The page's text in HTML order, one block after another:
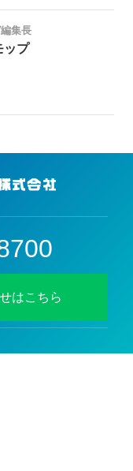
集長
ップ
はこちら